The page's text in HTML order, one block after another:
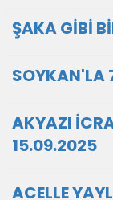
ŞAKA GİBİ
SOYKAN'LA
AKYAZI
15.09.2025
ACELLE